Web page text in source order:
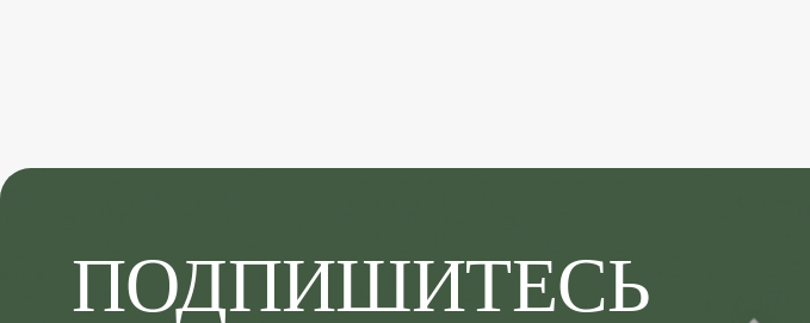
ПОДПИШИТЕСЬ